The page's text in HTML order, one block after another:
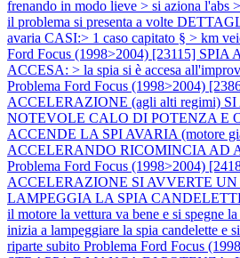
frenando in modo lieve > si aziona l'abs
il problema si presenta a volte
avaria CASI:> 1 caso capitato § > km
Ford Focus (1998>2004) [23115] SPIA
ACCESA: > la spia si è accesa
Problema Ford Focus (1998>2004)
ACCELERAZIONE (agli alti regimi)
NOTEVOLE CALO DI POTENZA E
ACCENDE LA SPI AVARIA (motore
ACCELERANDO RICOMINCIA AD
Problema Ford Focus (1998>2004)
ACCELERAZIONE SI AVVERTE
LAMPEGGIA LA SPIA
il motore la vettura va bene e si spegne
inizia a lampeggiare la spia candelette e
riparte subito Problema Ford Focus